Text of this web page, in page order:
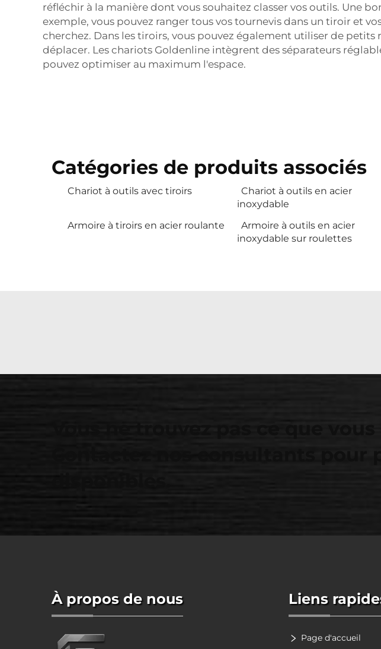
réfléchir à la manière dont vous souhaitez classer vos outils. Une
exemple, vous pouvez ranger tous vos tournevis dans un tiroir et
cherchez. Dans les tiroirs, vous pouvez également utiliser de
déplacer. Les chariots Goldenline intègrent des séparateurs
pouvez optimiser au maximum l'espace.
Catégories de produits associés
Chariot à outils avec tiroirs
Chariot à outils en acier
inoxydable
Armoire à tiroirs en acier roulante
Armoire à outils en acier
inoxydable sur roulettes
À propos de nous Liens
Page d'accueil